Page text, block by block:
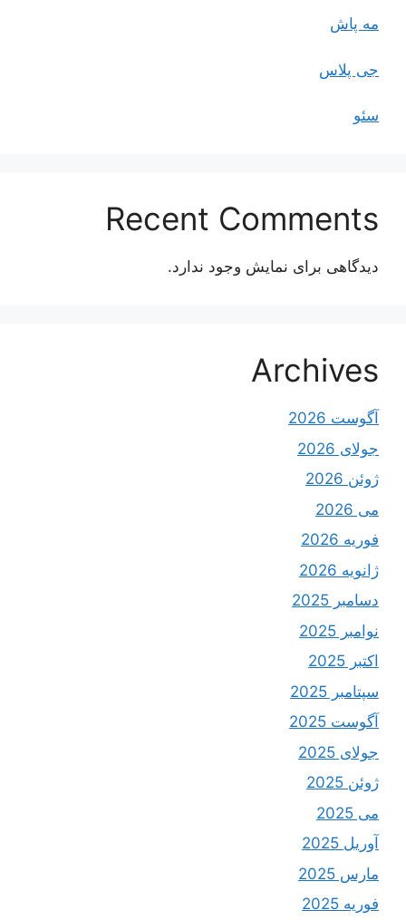
مه پاش
جی پلاس
سئو
Recent Comments
دیدگاهی برای نمایش وجود ندارد.
Archives
آگوست 2026
جولای 2026
ژوئن 2026
می 2026
فوریه 2026
ژانویه 2026
دسامبر 2025
نوامبر 2025
اکتبر 2025
سپتامبر 2025
آگوست 2025
جولای 2025
ژوئن 2025
می 2025
آوریل 2025
مارس 2025
فوریه 2025